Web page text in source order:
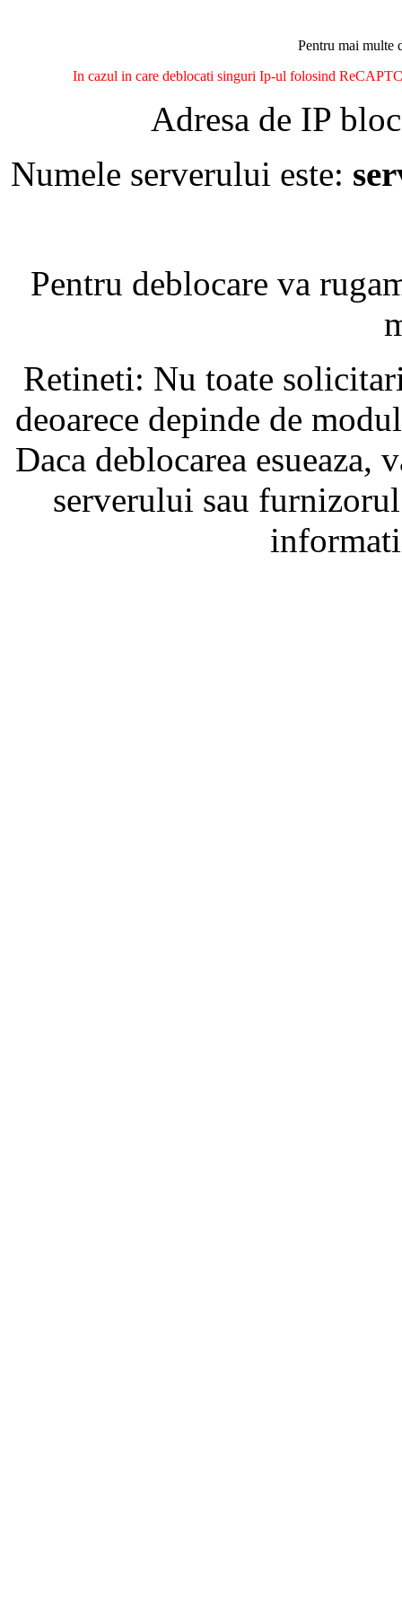
Pentru mai multe
In cazul in care deblocati singuri Ip-ul folosind
Adresa de IP
Numele serverului este:
Pentru deblocare va
Retineti: Nu toate
deoarece depinde de
Daca deblocarea
serverului sau